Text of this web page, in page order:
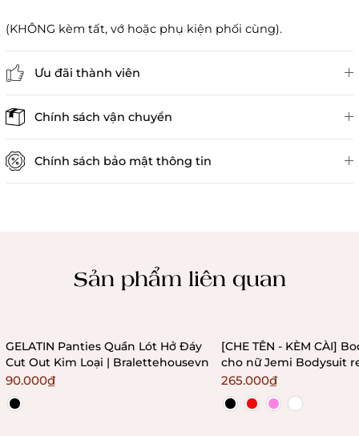
(KHÔNG kèm tất, vớ hoặc phụ kiện phối cùng).
Ưu đãi thành viên
Chính sách vận chuyển
Chính sách bảo mật thông tin
Sản phẩm liên quan
GELATIN Panties Quần Lót Hở Đáy
Cut Out Kim Loại | Bralettehousevn
90.000₫
[CHE TÊN - KÈM CÀI]
cho nữ Jemi Bodysuit
không gọng không
Bralettehousevn
265.000₫